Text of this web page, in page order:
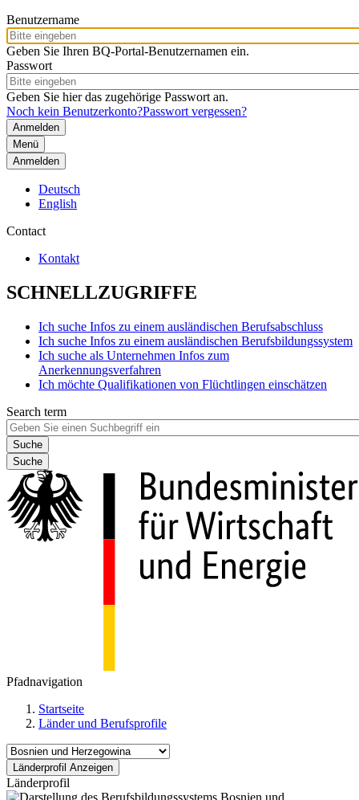
Benutzername
Geben Sie Ihren BQ-Portal-Benutzernamen ein.
Passwort
Geben Sie hier das zugehörige Passwort an.
Noch kein Benutzerkonto?Passwort vergessen?
Menü
Anmelden
Deutsch
English
Contact
Kontakt
SCHNELLZUGRIFFE
Ich suche Infos zu einem ausländischen Berufsabschluss
Ich suche Infos zu einem ausländischen Berufsbildungssystem
Ich suche als Unternehmen Infos zum
Anerkennungsverfahren
Ich möchte Qualifikationen von Flüchtlingen einschätzen
Search term
Suche
Pfadnavigation
Startseite
Länder und Berufsprofile
Länderprofil